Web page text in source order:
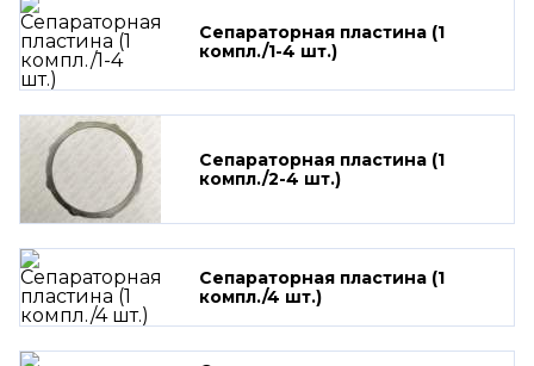
Сепараторная пластина (1
компл./1-4 шт.)
Сепараторная пластина (1
компл./2-4 шт.)
Сепараторная пластина (1
компл./4 шт.)